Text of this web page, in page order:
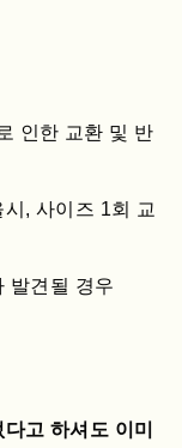
인한 교환 및 반
, 사이즈 1회 교
발견될 경우
고 하셔도 이미